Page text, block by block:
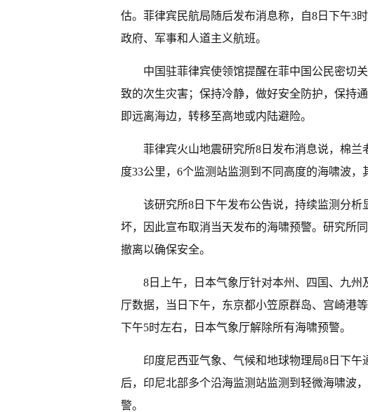
估。菲律宾民航局随后发布消息称，自8日下午3
政府、军事和人道主义航班。
中国驻菲律宾使领馆提醒在菲中国公民密切
致的次生灾害；保持冷静，做好安全防护，保持
即远离海边，转移至高地或内陆避险。
菲律宾火山地震研究所8日发布消息说，棉兰
度33公里，6个监测站监测到不同高度的海啸波，
该研究所8日下午发布公告说，持续监测分
坏，因此宣布取消当天发布的海啸预警。研究所
撤离以确保安全。
8日上午，日本气象厅针对本州、四国、九
厅数据，当日下午，东京都小笠原群岛、宫崎港
下午5时左右，日本气象厅解除所有海啸预警。
印度尼西亚气象、气候和地球物理局8日下
后，印尼北部多个沿海监测站监测到轻微海啸波
警。